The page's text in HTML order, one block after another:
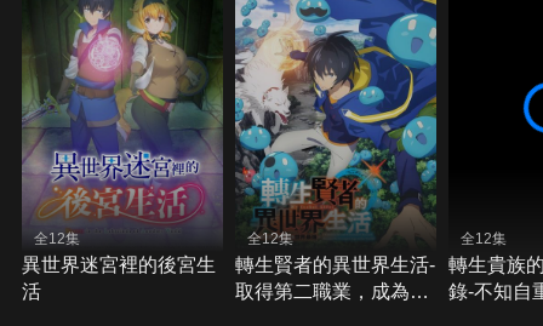
全12集
異世界迷宮裡的後宮生
活
全12集
轉生賢者的異世界生活-
取得第二職業，成為世
全12集
轉生貴族
錄-不知自